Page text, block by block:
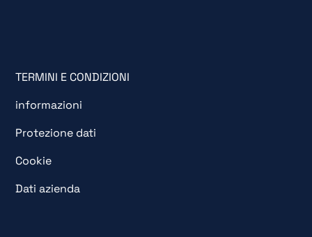
TERMINI E CONDIZIONI
informazioni
Protezione dati
Cookie
Dati azienda